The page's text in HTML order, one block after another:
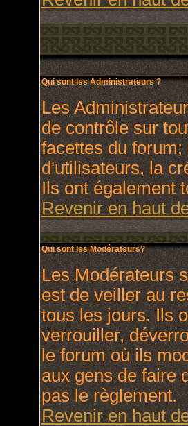
Qui sont les Administrateurs ?
Les
de contrôle sur
facettes du
d'utilisateurs, la
Ils ont également
Revenir en haut
Qui sont les Modérateurs?
Les Modérateurs
est de veiller au
tous les jours. Ils
verrouiller,
le forum où ils
aux gens de faire
pas le règlement.
Revenir en haut